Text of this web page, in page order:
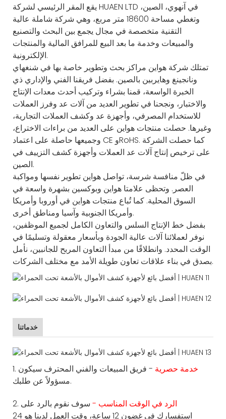
يقع المقر الرئيسي لشركة HUAEN LTD في آنهوي، الصين،
وتغطي مساحة 18600 متر مربع، وهي شركة شاملة عالية
التقنية متخصصة في مجال يجمع بين البحث والتصنيع
والمبيعات وخدمة ما بعد البيع للمرافق المالية والمنتجات
الإلكترونية.
تمتلك شركة هواين مراكز بحث وتطوير خاصة بها في شنغهاي
ونانجينغ وهايربين بالصين. بفضل فريقنا الفني والإداري ذي
الخبرة الواسعة، قمنا بشراء وتركيب أحدث معدات الإنتاج
والاختبار، ونجحنا في تطوير العديد من آلات عد وفرز العملات
للاستخدام المصرفي، وأجهزة عد وكشف العملات التجارية،
وغيرها. حصلت منتجات هواين على العديد من براءات الاختراع،
وجميعها حاصلة على اعتماد CE وRoHS. كما حصلت الشركة
على ترخيص إنتاج آلات عد العملات وأجهزة كشف التزييف في
الصين.
في ظلّ منافسة شرسة، تواصل هواين تطوير نفسها ومواكبة
العصر. وتحظى علامتا هواين وبوكسين بشهرة واسعة في
السوق المحلية. كما تُباع منتجات هواين في أوروبا وأمريكا
وأمريكا الجنوبية وآسيا ومناطق أخرى.
بفضل خط الإنتاج السلس والتعاون الكامل لجميع الموظفين،
نوفر لعملائنا آلات عالية الجودة وبأسعار معقولة وتسليمًا في
الوقت المحدد. وانطلاقًا من مبدأ التعاون المربح للجانبين، نأمل
بصدق في بناء علاقات تعاون طويلة الأمد مع مختلف الشركات.
خدماتنا
1. خدمة حصرية - فريق المبيعات والفني المحترف سيكون
مسؤولاً عن طلبك.
2.
الرد في الوقت المناسب - سوف نقوم بالرد على
استفسارك في غضون 12 ساعة، وقت العمل لدينا هو 24